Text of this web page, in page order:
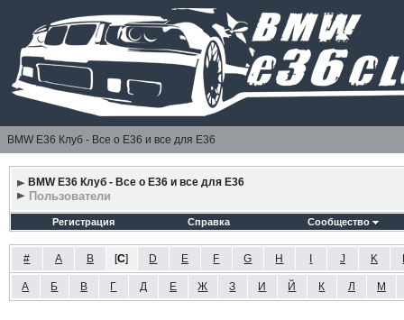
BMW E36 Клуб - Все о Е36 и все для Е36
BMW E36 Клуб - Все о Е36 и все для Е36
Пользователи
Регистрация Справка Сообщество
# A B [C] D E F G H J K
А Б В Г Д Е Ж З И Й К Л М